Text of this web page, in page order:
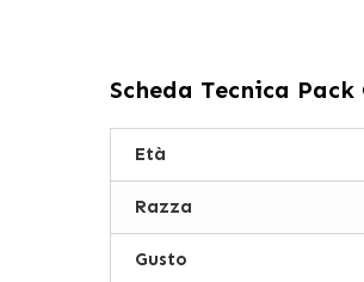
Scheda Tecnica Pack
Età
Razza
Gusto